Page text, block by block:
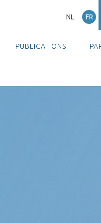
NL FR
PUBLICATIONS